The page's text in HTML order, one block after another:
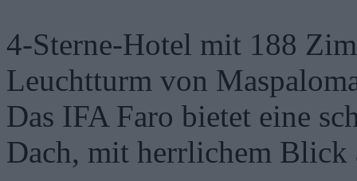
4-Sterne-Hotel mit 188
Leuchtturm von
Das IFA Faro bietet eine
Dach, mit herrlichem Blick